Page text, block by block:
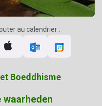
au calendrier :
Boeddhisme
waarheden